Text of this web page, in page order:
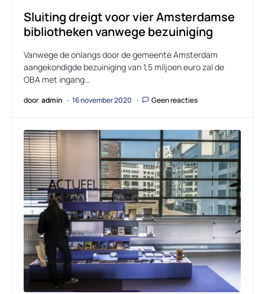
Sluiting dreigt voor vier Amsterdamse
bibliotheken vanwege bezuiniging
Vanwege de onlangs door de gemeente Amsterdam
aangekondigde bezuiniging van 1,5 miljoen euro zal de
OBA met ingang…
door admin 16 november 2020 Geen reacties